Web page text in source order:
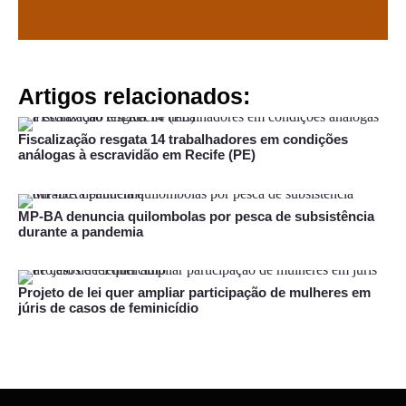
Artigos relacionados:
Fiscalização resgata 14 trabalhadores em condições
análogas à escravidão em Recife (PE)
MP-BA denuncia quilombolas por pesca de subsistência
durante a pandemia
Projeto de lei quer ampliar participação de mulheres em
júris de casos de feminicídio